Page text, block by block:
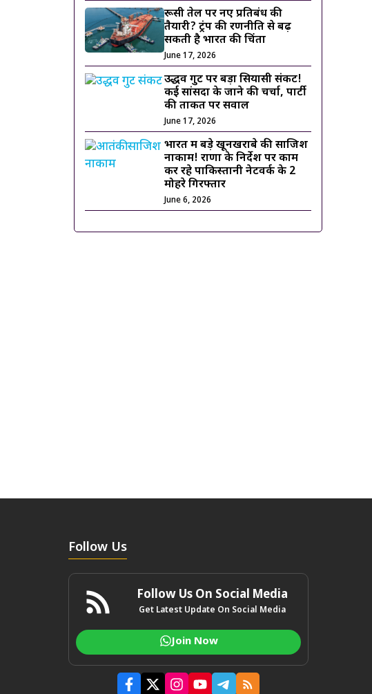
रूसी तेल पर नए प्रतिबंध की
तैयारी? ट्रंप की रणनीति से बढ़
सकती है भारत की चिंता
June 17, 2026
उद्धव गुट पर बड़ा सियासी संकट!
कई सांसदों के जाने की चर्चा, पार्टी
की ताकत पर सवाल
June 17, 2026
भारत में बड़े खूनखराबे की साजिश
नाकाम! राणा के निर्देश पर काम
कर रहे पाकिस्तानी नेटवर्क के 2
मोहरे गिरफ्तार
June 6, 2026
Follow Us
Follow Us On Social Media
Get Latest Update On Social Media
Join Now